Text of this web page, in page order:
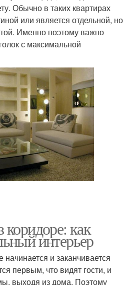
Обычно в таких квартирах
или является отдельной, но
Именно поэтому важно
с максимальной
как
интерьер
начинается и заканчивается
первым, что видят гости, и
выходя из дома. Поэтому